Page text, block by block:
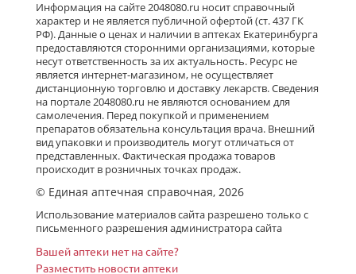
Информация на сайте 2048080.ru носит справочный
характер и не является публичной офертой (ст. 437 ГК
РФ). Данные о ценах и наличии в аптеках Екатеринбурга
предоставляются сторонними организациями, которые
несут ответственность за их актуальность. Ресурс не
является интернет-магазином, не осуществляет
дистанционную торговлю и доставку лекарств. Сведения
на портале 2048080.ru не являются основанием для
самолечения. Перед покупкой и применением
препаратов обязательна консультация врача. Внешний
вид упаковки и производитель могут отличаться от
представленных. Фактическая продажа товаров
происходит в розничных точках продаж.
© Единая аптечная справочная, 2026
Использование материалов сайта разрешено только с
письменного разрешения администратора сайта
Вашей аптеки нет на сайте?
Разместить новости аптеки